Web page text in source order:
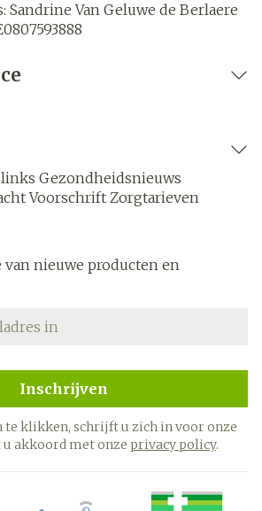
Sandrine Van Geluwe de Berlaere
Gezondheidsnieuws
Voorschrift Zorgtarieven
nieuwe producten en
Inschrijven
klikken, schrijft u zich in voor onze
akkoord met onze privacy policy.